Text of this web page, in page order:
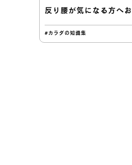
反り腰が気になる方へお
#カラダの知識集